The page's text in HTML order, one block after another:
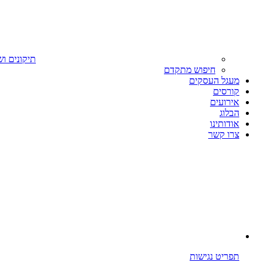
תיקונים
חיפוש מתקדם
מעגל העסקים
קורסים
אירועים
הבלוג
אודותינו
צרו קשר
תפריט נגישות